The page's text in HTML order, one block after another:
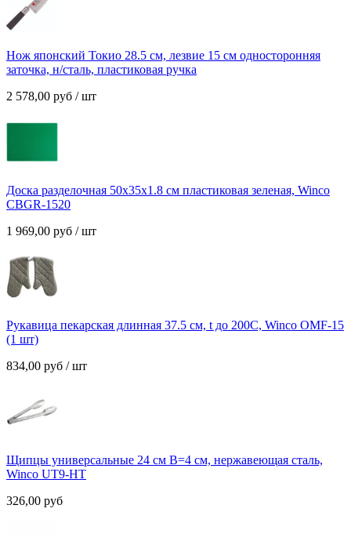
Нож японский Токио 28.5 см, лезвие 15 см односторонняя
заточка, н/сталь, пластиковая ручка
2 578,00 руб / шт
Доска разделочная 50х35х1.8 см пластиковая зеленая, Winco
CBGR-1520
1 969,00 руб / шт
Рукавица пекарская длинная 37.5 см, t до 200C, Winco OMF-15
(1 шт)
834,00 руб / шт
Щипцы универсальные 24 см В=4 см, нержавеющая сталь,
Winco UT9-HT
326,00 руб